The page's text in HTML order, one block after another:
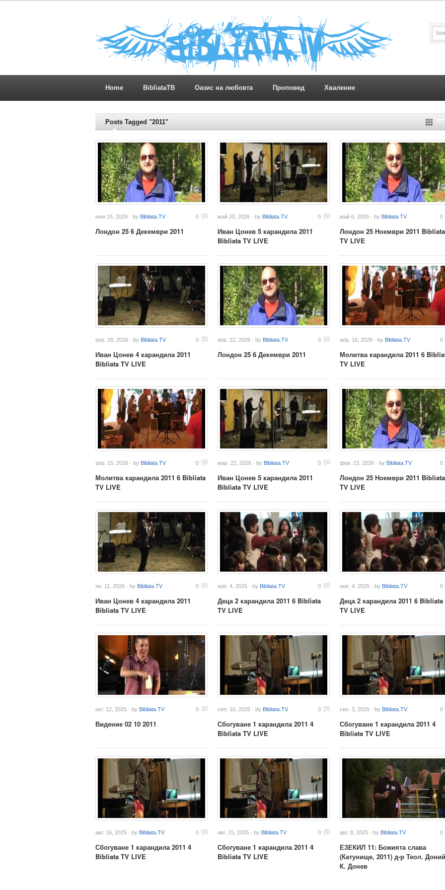
Home BibliataTB Оазис на любовта Проповед Хваление
Posts Tagged "2011"
юни 15, 2026 · by Bibliata.TV 0
Лондон 25 6 Декември 2011
май 20, 2026 · by Bibliata.TV 0
Иван Цонев 5 карандила 2011
Bibliata TV LIVE
май 6, 2026 · by Bibliata.TV 0
Лондон 25 Ноември 2011 Bibliata
TV LIVE
апр. 26, 2026 · by Bibliata.TV 0
Иван Цонев 4 карандила 2011
Bibliata TV LIVE
апр. 22, 2026 · by Bibliata.TV 0
Лондон 25 6 Декември 2011
апр. 16, 2026 · by Bibliata.TV 0
Молитва карандила 2011 6
TV LIVE
апр. 15, 2026 · by Bibliata.TV 0
Молитва карандила 2011 6 Bibliata
TV LIVE
мар. 22, 2026 · by Bibliata.TV 0
Иван Цонев 5 карандила 2011
Bibliata TV LIVE
фев. 23, 2026 · by Bibliata.TV 0
Лондон 25 Ноември 2011 Bibliata
TV LIVE
ян. 11, 2026 · by Bibliata.TV 0
Иван Цонев 4 карандила 2011
Bibliata TV LIVE
ное. 4, 2025 · by Bibliata.TV 0
Деца 2 карандила 2011 6 Bibliata
TV LIVE
ное. 4, 2025 · by Bibliata.TV 0
Деца 2 карандила 2011 6 Bibliata
TV LIVE
окт. 12, 2025 · by Bibliata.TV 0
Видение 02 10 2011
сеп. 10, 2025 · by Bibliata.TV 0
Сбогуване 1 карандила 2011 4
Bibliata TV LIVE
сеп. 3, 2025 · by Bibliata.TV 0
Сбогуване 1 карандила 2011 4
Bibliata TV LIVE
авг. 16, 2025 · by Bibliata.TV 0
Сбогуване 1 карандила 2011 4
Bibliata TV LIVE
авг. 15, 2025 · by Bibliata.TV 0
Сбогуване 1 карандила 2011 4
Bibliata TV LIVE
авг. 8, 2025 · by Bibliata.TV 0
ЕЗЕКИЛ 11: Божията слава
(Катунище, 2011) д-р Теол. Доний
К. Донев